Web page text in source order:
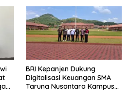
BRI Kepanjen Dukung
Digitalisasi Keuangan SMA
Taruna Nusantara Kampus